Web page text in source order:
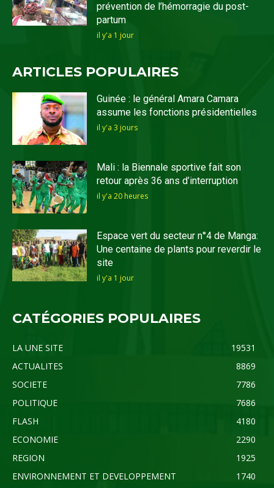
prévention de l’hémorragie du post-
partum
il y'a 1 jour
ARTICLES POPULAIRES
Guinée : le général Amara Camara
assume les fonctions présidentielles
il y'a 3 jours
Mali : la Biennale sportive fait son
retour après 36 ans d’interruption
il y'a 20 heures
Espace vert du secteur n°4 de Manga:
Une centaine de plants pour reverdir le
site
il y'a 1 jour
CATÉGORIES POPULAIRES
LA UNE SITE
19531
ACTUALITES
8869
SOCIETE
7786
POLITIQUE
7686
FLASH
4180
ECONOMIE
2290
REGION
1925
ENVIRONNEMENT ET DEVELOPPEMENT
1740